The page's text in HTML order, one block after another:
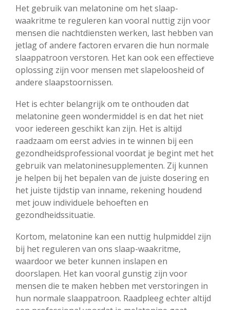
Het gebruik van melatonine om het slaap-
waakritme te reguleren kan vooral nuttig zijn voor
mensen die nachtdiensten werken, last hebben van
jetlag of andere factoren ervaren die hun normale
slaappatroon verstoren. Het kan ook een effectieve
oplossing zijn voor mensen met slapeloosheid of
andere slaapstoornissen.
Het is echter belangrijk om te onthouden dat
melatonine geen wondermiddel is en dat het niet
voor iedereen geschikt kan zijn. Het is altijd
raadzaam om eerst advies in te winnen bij een
gezondheidsprofessional voordat je begint met het
gebruik van melatoninesupplementen. Zij kunnen
je helpen bij het bepalen van de juiste dosering en
het juiste tijdstip van inname, rekening houdend
met jouw individuele behoeften en
gezondheidssituatie.
Kortom, melatonine kan een nuttig hulpmiddel zijn
bij het reguleren van ons slaap-waakritme,
waardoor we beter kunnen inslapen en
doorslapen. Het kan vooral gunstig zijn voor
mensen die te maken hebben met verstoringen in
hun normale slaappatroon. Raadpleeg echter altijd